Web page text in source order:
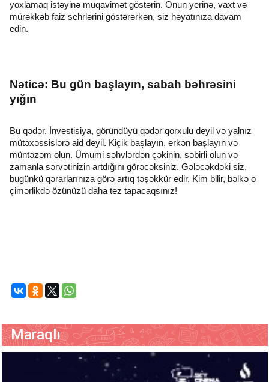
yoxlamaq istəyinə müqavimət göstərin. Onun yerinə, vaxt və
mürəkkəb faiz sehrlərini göstərərkən, siz həyatınıza davam
edin.
Nəticə: Bu gün başlayın, sabah bəhrəsini
yığın
Bu qədər. İnvestisiya, göründüyü qədər qorxulu deyil və yalnız
mütəxəssislərə aid deyil. Kiçik başlayın, erkən başlayın və
müntəzəm olun. Ümumi səhvlərdən çəkinin, səbirli olun və
zamanla sərvətinizin artdığını görəcəksiniz. Gələcəkdəki siz,
bugünkü qərarlarınıza görə artıq təşəkkür edir. Kim bilir, bəlkə o
çimərlikdə özünüzü daha tez tapacaqsınız!
Maraqlı